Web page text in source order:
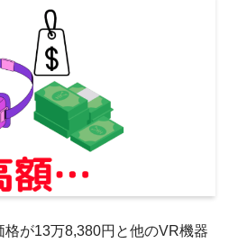
が13万8,380円と他のVR機器